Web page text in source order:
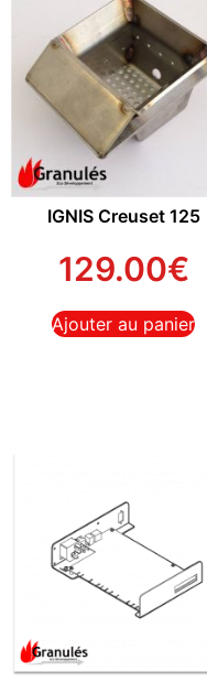
IGNIS Creuset 125
129.00€
Ajouter au panier